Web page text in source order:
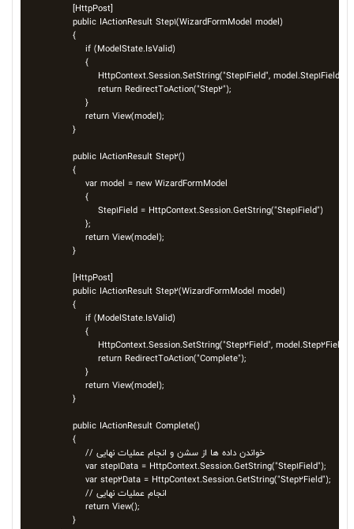
    [HttpPost]
    public IActionResult Step1(WizardFormModel model)
    {
        if (ModelState.IsValid)
        {
            HttpContext.Session.SetString("Step1Field", model.Step1Field);
            return RedirectToAction("Step2");
        }
        return View(model);
    }
    public IActionResult Step2()
    {
        var model = new WizardFormModel
        {
            Step1Field = HttpContext.Session.GetString("Step1Field")
        };
        return View(model);
    }
    [HttpPost]
    public IActionResult Step2(WizardFormModel model)
    {
        if (ModelState.IsValid)
        {
            HttpContext.Session.SetString("Step2Field", model.Step2Field);
            return RedirectToAction("Complete");
        }
        return View(model);
    }
    public IActionResult Complete()
    {
        // خواندن داده ها از سشن و انجام عملیات نهایی
        var step1Data = HttpContext.Session.GetString("Step1Field");
        var step2Data = HttpContext.Session.GetString("Step2Field");
        // انجام عملیات نهایی
        return View();
    }